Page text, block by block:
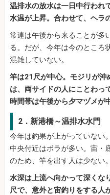
温排水の放水は一日中行われ
水温が上昇。合わせて、ヘラ
常連は午後から来ることが多
る。だが、今年は今のところ
混雑していない。
竿は21尺が中心。モジリが沖
は、両サイドの人にことわっ
時間帯は午後から夕マヅメが
2．新港橋～温排水水門
今年は釣果が上がっていない
中央付近はボラが多い。宙・
のため、竿を出す人は少ない。
水深は上流へ向かって深くな
尺で、意外と宙釣りをする人